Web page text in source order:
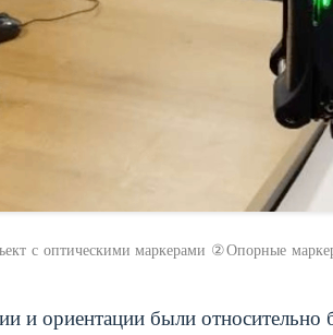
с оптическими маркерами ②Опорные
и ориентации были